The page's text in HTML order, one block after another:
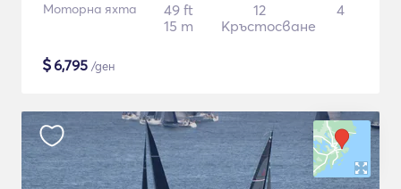
Моторна яхта
49 ft
15 m
12
Кръстосване
4
$6,795 /ден